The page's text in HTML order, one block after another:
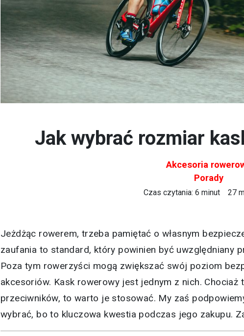
Jak wybrać rozmiar
Akcesoria
Porady
Czas czytania: 6 minut 27
Jeżdżąc rowerem, trzeba pamiętać o własnym
zaufania to standard, który powinien być uwzględniany
Poza tym rowerzyści mogą zwiększać swój poziom
akcesoriów. Kask rowerowy jest jednym z nich. Chociaż
przeciwników, to warto je stosować. My zaś
wybrać, bo to kluczowa kwestia podczas jego zakupu.